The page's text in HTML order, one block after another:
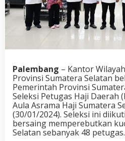
Palembang – Kantor
Provinsi Sumatera Selatan
Pemerintah Provinsi
Seleksi Petugas Haji Daerah
Aula Asrama Haji Sumatera
(30/01/2024). Seleksi ini
bersaing memperebutkan
Selatan sebanyak 48 petugas.